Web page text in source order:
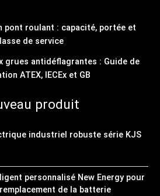
pont roulant : capacité, portée et
de service
grues antidéflagrantes : Guide de
ATEX, IECEx et GB
produit
industriel robuste série KJS
personnalisé New Energy pour
remplacement de la batterie